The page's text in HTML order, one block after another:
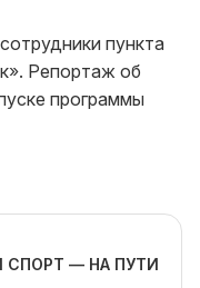
пункта
Репортаж об
программы
— НА ПУТИ